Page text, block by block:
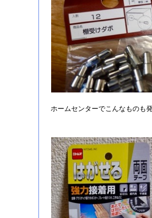
ホームセンターでこんなものも